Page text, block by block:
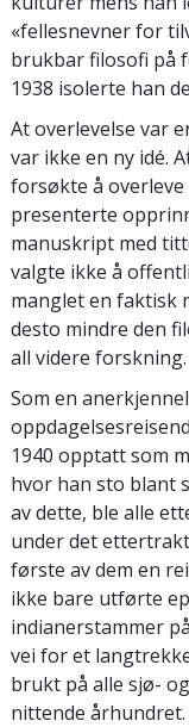
«fellesnevner for
brukbar filosofi på
1938 isolerte han
At overlevelse var
var ikke en ny idé.
forsøkte å overleve
presenterte
manuskript med
valgte ikke å
manglet en faktisk
desto mindre den
all videre forskning.
Som en
1940 opptatt som
hvor han sto blant
av dette, ble alle
under det
første av dem en
ikke bare utførte
indianerstammer
vei for et
brukt på alle sjø-
nittende århundret.